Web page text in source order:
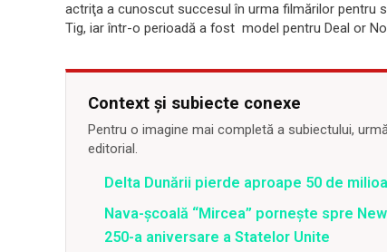
actriţa a cunoscut succesul în urma filmărilor pentru
Tig, iar într-o perioadă a fost model pentru Deal or No
Context și subiecte conexe
Pentru o imagine mai completă a subiectului,
editorial.
Delta Dunării pierde aproape 50 de
Nava-școală “Mircea” pornește spre
250-a aniversare a Statelor Unite